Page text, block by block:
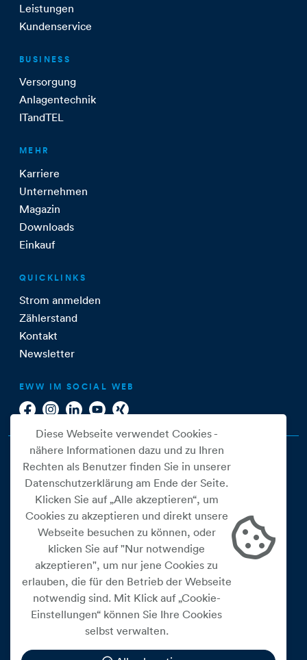
Leistungen
Kundenservice
BUSINESS
Versorgung
Anlagentechnik
ITandTEL
MEHR
Karriere
Unternehmen
Magazin
Downloads
Einkauf
QUICKLINKS
Strom anmelden
Zählerstand
Kontakt
Newsletter
EWW IM SOCIAL WEB
Cookie Einstellungen
Datenschutz
Impressum
Widerrufsbelehrung
Medienfreiheitsgesetz
Diese Webseite verwendet Cookies -
nähere Informationen dazu und zu Ihren
Rechten als Benutzer finden Sie in unserer
Datenschutzerklärung am Ende der Seite.
Klicken Sie auf „Alle akzeptieren“, um
Cookies zu akzeptieren und direkt unsere
Webseite besuchen zu können, oder
klicken Sie auf "Nur notwendige
akzeptieren", um nur jene Cookies zu
erlauben, die für den Betrieb der Webseite
notwendig sind. Mit Klick auf „Cookie-
Einstellungen“ können Sie Ihre Cookies
selbst verwalten.